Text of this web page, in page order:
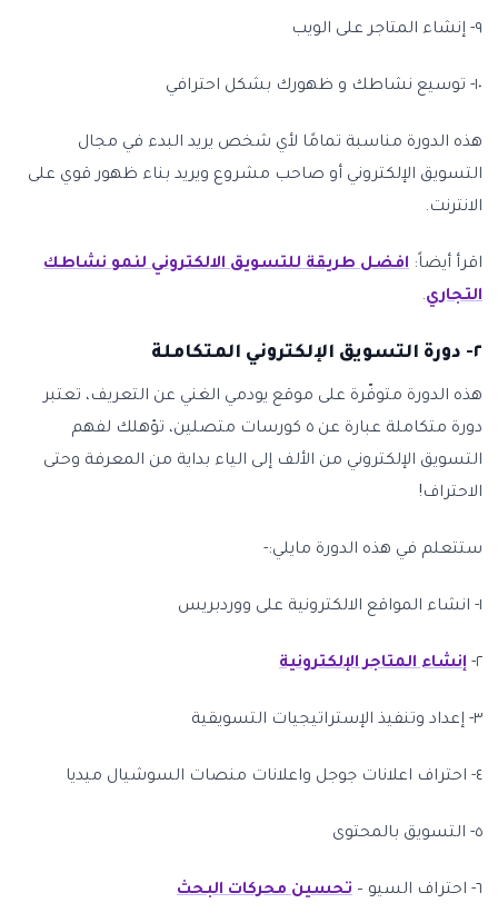
٩- إنشاء المتاجر على الويب
١٠- توسيع نشاطك و ظهورك بشكل احترافي
هذه الدورة مناسبة تمامًا لأي شخص يريد البدء في مجال
التسويق الإلكتروني أو صاحب مشروع ويريد بناء ظهور قوي على
الانترنت.
اقرأ أيضاً: افضل طريقة للتسويق الالكتروني لنمو نشاطك
التجاري.
٢- دورة التسويق الإلكتروني المتكاملة
هذه الدورة متوفّرة على موقع يودمي الغني عن التعريف، تعتبر
دورة متكاملة عبارة عن ٥ كورسات متصلين، تؤهلك لفهم
التسويق الإلكتروني من الألف إلى الياء بداية من المعرفة وحتى
الاحتراف!
ستتعلم في هذه الدورة مايلي:-
١- انشاء المواقع الالكترونية على ووردبريس
٢- إنشاء المتاجر الإلكترونية
٣- إعداد وتنفيذ الإستراتيجيات التسويقية
٤- احتراف اعلانات جوجل واعلانات منصات السوشيال ميديا
٥- التسويق بالمحتوى
٦- احتراف السيو – تحسين محركات البحث